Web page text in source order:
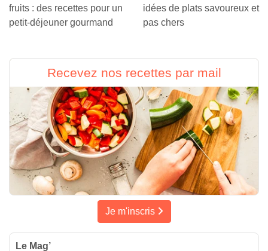
fruits : des recettes pour un
petit-déjeuner gourmand
idées de plats savoureux et
pas chers
Recevez nos recettes par mail
Je m'inscris
Le Mag’